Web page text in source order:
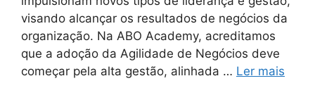
visando alcançar os resultados de negócios da
organização. Na ABO Academy, acreditamos
que a adoção da Agilidade de Negócios deve
começar pela alta gestão, alinhada … Ler mais